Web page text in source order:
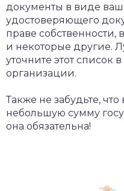
документы в виде
удостоверяющего
праве
и некоторые другие.
уточните этот список
организации.
Также не забудьте,
небольшую сумму
она обязательна!